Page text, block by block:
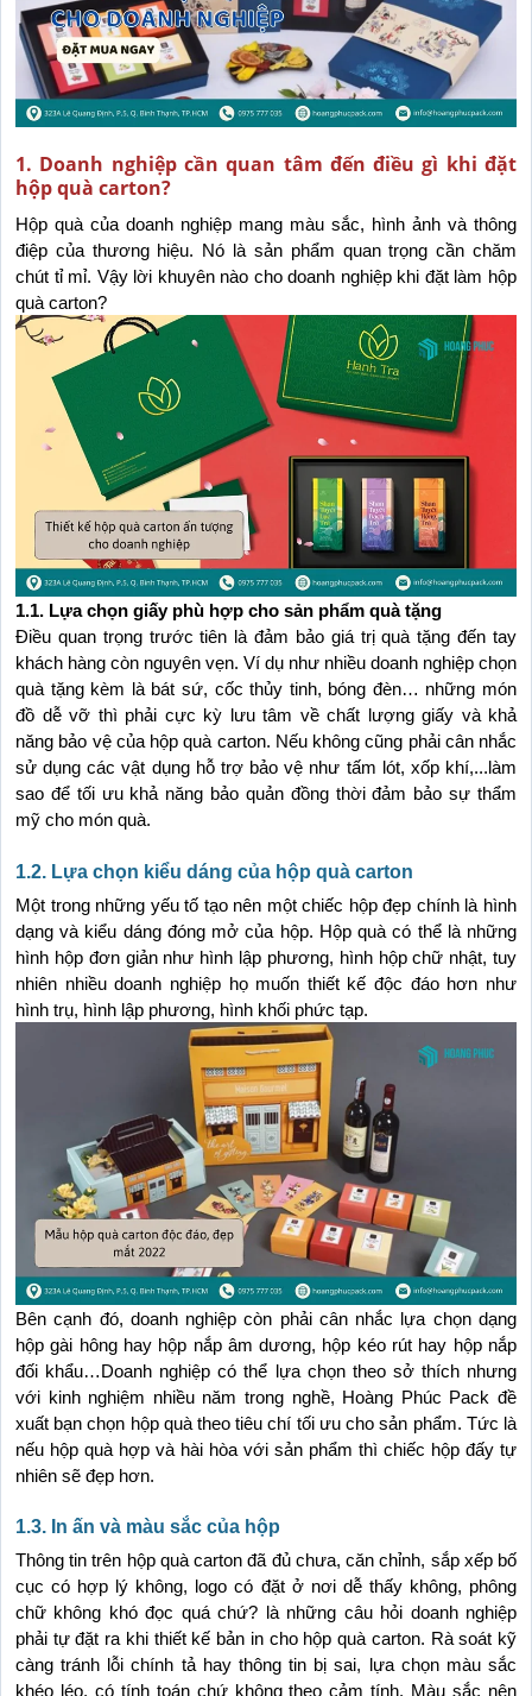
1. Doanh nghiệp cần quan tâm đến điều gì khi đặt
hộp quà carton?
Hộp quà của doanh nghiệp mang màu sắc, hình ảnh và thông
điệp của thương hiệu. Nó là sản phẩm quan trọng cần chăm
chút tỉ mỉ. Vậy lời khuyên nào cho doanh nghiệp khi đặt làm hộp
quà carton?
1.1. Lựa chọn giấy phù hợp cho sản phẩm quà tặng
Điều quan trọng trước tiên là đảm bảo giá trị quà tặng đến tay
khách hàng còn nguyên vẹn. Ví dụ như nhiều doanh nghiệp chọn
quà tặng kèm là bát sứ, cốc thủy tinh, bóng đèn… những món
đồ dễ vỡ thì phải cực kỳ lưu tâm về chất lượng giấy và khả
năng bảo vệ của hộp quà carton. Nếu không cũng phải cân nhắc
sử dụng các vật dụng hỗ trợ bảo vệ như tấm lót, xốp khí,...làm
sao để tối ưu khả năng bảo quản đồng thời đảm bảo sự thẩm
mỹ cho món quà.
1.2. Lựa chọn kiểu dáng của hộp quà carton
Một trong những yếu tố tạo nên một chiếc hộp đẹp chính là hình
dạng và kiểu dáng đóng mở của hộp. Hộp quà có thể là những
hình hộp đơn giản như hình lập phương, hình hộp chữ nhật, tuy
nhiên nhiều doanh nghiệp họ muốn thiết kế độc đáo hơn như
hình trụ, hình lập phương, hình khối phức tạp.
Bên cạnh đó, doanh nghiệp còn phải cân nhắc lựa chọn dạng
hộp gài hông hay hộp nắp âm dương, hộp kéo rút hay hộp nắp
đối khẩu…Doanh nghiệp có thể lựa chọn theo sở thích nhưng
với kinh nghiệm nhiều năm trong nghề, Hoàng Phúc Pack đề
xuất bạn chọn hộp quà theo tiêu chí tối ưu cho sản phẩm. Tức là
nếu hộp quà hợp và hài hòa với sản phẩm thì chiếc hộp đấy tự
nhiên sẽ đẹp hơn.
1.3. In ấn và màu sắc của hộp
Thông tin trên hộp quà carton đã đủ chưa, căn chỉnh, sắp xếp bố
cục có hợp lý không, logo có đặt ở nơi dễ thấy không, phông
chữ không khó đọc quá chứ? là những câu hỏi doanh nghiệp
phải tự đặt ra khi thiết kế bản in cho hộp quà carton. Rà soát kỹ
càng tránh lỗi chính tả hay thông tin bị sai, lựa chọn màu sắc
khéo léo, có tính toán chứ không theo cảm tính. Màu sắc nên